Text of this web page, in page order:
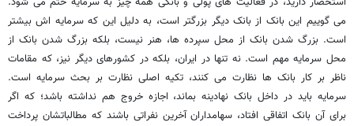
می گوییم این بانک از بانک دیگر بزرگتر است، به دلیل این که سرمایه اش بیشتر
است. بزرگ شدن بانک از محل سپرده ها، هنر نیست، بلکه بزرگ شدن بانک از
محل سرمایه مهم است. نه تنها در ایران، بلکه در کشورهای دیگر نیز، که مقامات
ناظر بر کار بانک ها نظارت می کنند، تکیه اصلی نظارت بر بحث سرمایه است.
سرمایه باید در داخل بانک نهادینه بماند، اجازه خروج هم نداشته باشد؛ که اگر
برای آن بانک اتفاقی افتاد، سهامداران آخرین نفراتی باشند که مطالباتشان پرداخت